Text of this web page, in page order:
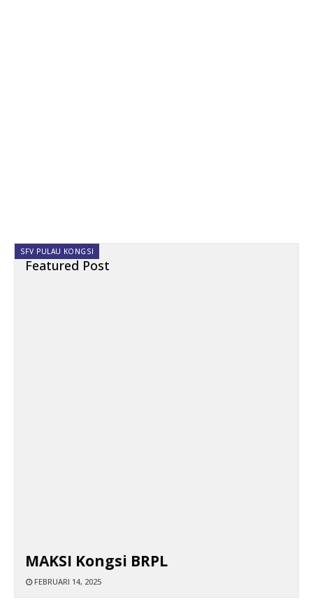
Featured Post
SFV PULAU KONGSI
MAKSI Kongsi BRPL
FEBRUARI 14, 2025